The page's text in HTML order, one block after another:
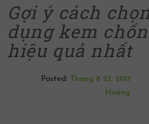
Gợi ý cách
dụng kem
hiệu quả nhất
Posted: Tháng 6 23, 2017
Hoàng